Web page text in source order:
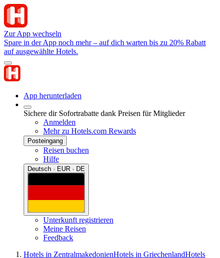
Zur App wechseln
Spare in der App noch mehr – auf dich warten bis zu 20% Rabatt
auf ausgewählte Hotels.
App herunterladen
Sichere dir Sofortrabatte dank Preisen für Mitglieder
Anmelden
Mehr zu Hotels.com Rewards
Posteingang
Reisen buchen
Hilfe
Deutsch · EUR · DE
Unterkunft registrieren
Meine Reisen
Feedback
Hotels in ZentralmakedonienHotels in GriechenlandHotels